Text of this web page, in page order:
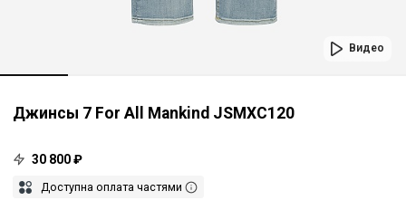
Видео
Джинсы 7 For All Mankind JSMXC120
30 800 ₽
Доступна оплата частями